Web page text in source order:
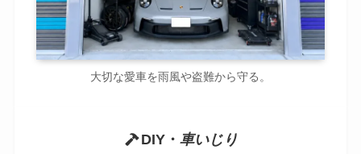
大切な愛車を雨風や盗難から守る。
DIY・ 車いじり